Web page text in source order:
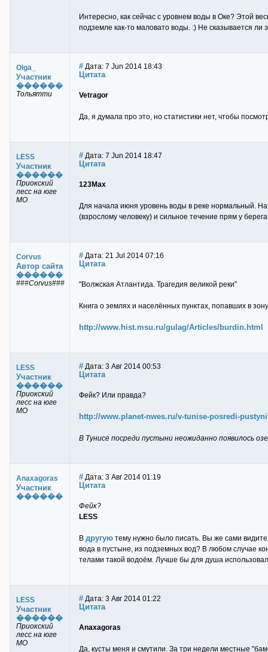
Интересно, как сейчас с уровнем воды в Оке? Этой
подземле как-то маловато воды. :) Не сказывается ли
Olga_
Участник
������
Тольятти
# Дата: 7 Jun 2014 18:43
Цитата
Vetragor
Да, я думала про это, но статистики нет, чтобы
LESS
Участник
������
Приокский
лесс на юге
МО
# Дата: 7 Jun 2014 18:47
Цитата
123Max
Для начала июня уровень воды в реке нормальный. На
(взрослому человеку) и сильное течение прям у
Corvus
Автор сайта
������
###Corvus###
# Дата: 21 Jul 2014 07:16
Цитата
"Волжская Атлантида. Трагедия великой реки"
Книга о землях и населённых пунктах, попавших в
http://www.hist.msu.ru/gulag/Articles/burdin.html
LESS
Участник
������
Приокский
лесс на юге
МО
# Дата: 3 Авг 2014 00:53
Цитата
Фейк? Или правда?
http://www.planet-nwes.ru/v-tunise-posredi-
В Тунисе посреди пустыни неожиданно появилось
Anaxagoras
Участник
������
# Дата: 3 Авг 2014 01:19
Цитата
Фейк?
LESS
В другую тему нужно было писать. Вы же сами видите
вода в пустыне, из подземных вод? В любом случае
телами такой водоём. Лучше бы для душа
LESS
Участник
������
Приокский
лесс на юге
МО
# Дата: 3 Авг 2014 01:22
Цитата
Anaxagoras
Да, кусты меня и смутили. За три недели местные